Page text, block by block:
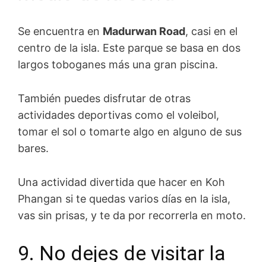
Se encuentra en Madurwan Road, casi en el
centro de la isla. Este parque se basa en dos
largos toboganes más una gran piscina.
También puedes disfrutar de otras
actividades deportivas como el voleibol,
tomar el sol o tomarte algo en alguno de sus
bares.
Una actividad divertida que hacer en Koh
Phangan si te quedas varios días en la isla,
vas sin prisas, y te da por recorrerla en moto.
9. No dejes de visitar la